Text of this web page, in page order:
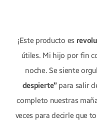
¡Este producto es
útiles. Mi hijo por fin
noche. Se siente
despierte”para salir
completo nuestras
veces para decirle que